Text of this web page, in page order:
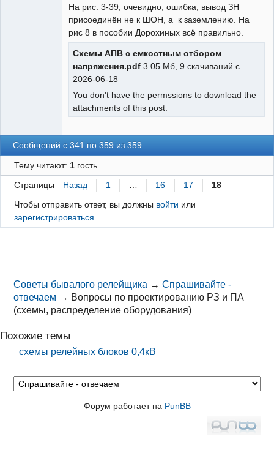
На рис. 3-39, очевидно, ошибка, вывод ЗН
присоединён не к ШОН, а к заземлению. На
рис 8 в пособии Дорохиных всё правильно.
Схемы АПВ с емкостным отбором
напряжения.pdf 3.05 Мб, 9 скачиваний с
2026-06-18
You don't have the permssions to download the
attachments of this post.
Сообщений с 341 по 359 из 359
Тему читают: 1гость
Страницы Назад 1 … 16 17
18
Чтобы отправить ответ, вы должны войти или
зарегистрироваться
Советы бывалого релейщика →Спрашивайте -
отвечаем → Вопросы по проектированию РЗ и ПА
(схемы, распределение оборудования)
Похожие темы
схемы релейных блоков 0,4кВ
Форум работает на PunBB